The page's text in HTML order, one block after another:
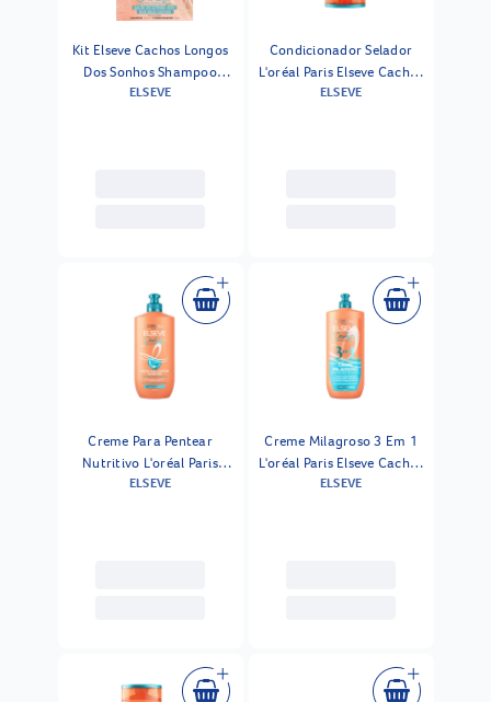
Kit Elseve Cachos Longos
Dos Sonhos Shampoo
375ml + Condicionador
ELSEVE
Condicionador Selador
L'oréal Paris Elseve Cachos
Longos Dos Sonhos 400ml
ELSEVE
Creme Para Pentear
Nutritivo L'oréal Paris
Elseve Cachos Longos Dos
ELSEVE
Creme Milagroso 3 Em 1
L'oréal Paris Elseve Cachos
Longos Dos Sonhos 500ml
ELSEVE